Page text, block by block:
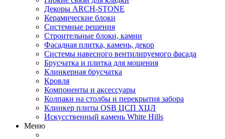
Декоры ARCH-STONE
Керамические блоки
Системные решения
Строительные блоки, камни
Фасадная плитка, камень, декор
Системы навесного вентилируемого фасада
Брусчатка и плитка для мощения
Клинкерная брусчатка
Кровля
Компоненты и аксессуары
Колпаки на столбы и перекрытия забора
Клинкер плиты OSB ЦСП ХЦЛ
Искусственный камень White Hills
Меню